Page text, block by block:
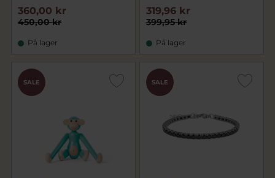
450,00 kr
360,00 kr
På lager
399,95 kr
319,96 kr
På lager
SALE SALE